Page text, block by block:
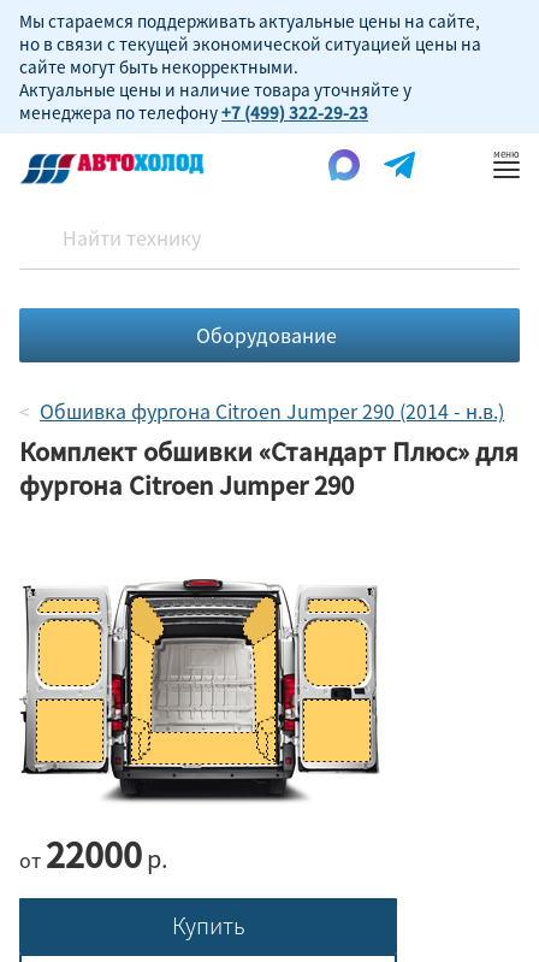
Мы стараемся поддерживать актуальные цены на сайте,
но в связи с текущей экономической ситуацией цены на
сайте могут быть некорректными.
Актуальные цены и наличие товара уточняйте у
менеджера по телефону+7 (499) 322-29-23
Оборудование
Обшивка фургона Citroen Jumper 290 (2014 - н.в.)
Комплект обшивки «Стандарт Плюс» для
фургона Citroen Jumper 290
от 22000р.
Купить